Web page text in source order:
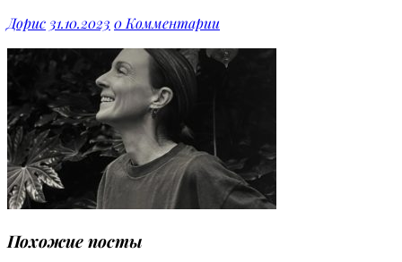
Дорис 31.10.2023 0 Комментарии
Похожие посты